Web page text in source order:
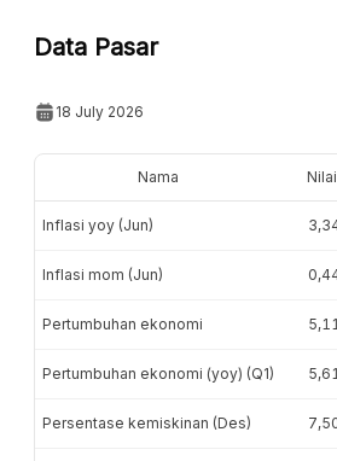
Data Pasar
18 July 2026
Nama Nilai
Inflasi yoy (Jun)
Inflasi mom (Jun)
Pertumbuhan ekonomi
Pertumbuhan ekonomi (yoy) (Q1)
Persentase kemiskinan (Des)